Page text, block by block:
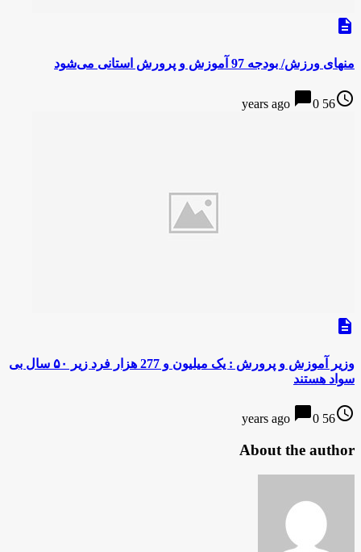
description
منهای ورزش/ بودجه 97 آموزش و پرورش استانی می‌شود
access_time
56 years ago
chat_bubble0
description
وزیر آموزش و پرورش : یک میلیون و 277 هزار فرد زیر ۵۰ سال بی
سواد هستند
access_time
56 years ago
chat_bubble0
About the author